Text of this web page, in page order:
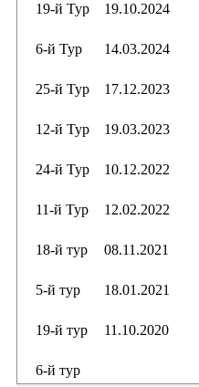
19-й Тур
19.10.2024
6-й Тур
14.03.2024
25-й Тур
17.12.2023
12-й Тур
19.03.2023
24-й Тур
10.12.2022
11-й Тур
12.02.2022
18-й тур
08.11.2021
5-й тур
18.01.2021
19-й тур
11.10.2020
6-й тур